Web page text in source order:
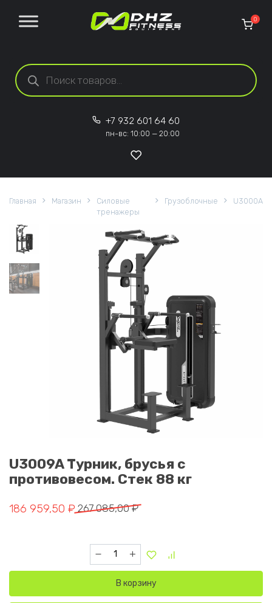
Поиск товаров
0
+7 932 601 64 60
пн-вс: 10:00 — 20:00
Главная Магазин
Силовые
тренажеры
Грузоблочные U3000A
U3009A Турник, брусья с
противовесом. Стек 88 кг
267 085,00₽
Первоначальная цена составляла 267 085,00 ₽.
186 959,50 ₽
Текущая цена: 186 959,50 ₽.
Количество товара U3009A Турник, брусья
В корзину